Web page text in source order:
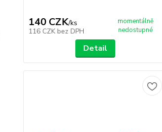
140 CZK/ks
116 CZK bez DPH
momentálně
nedostupné
Detail